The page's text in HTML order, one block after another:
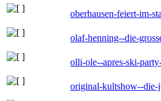
oberhausen-feiert-im-
olaf-henning--die-
olli-ole--apres-ski-
original-kultshow--die-